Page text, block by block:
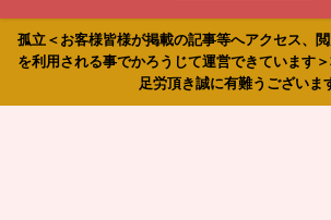
孤立＜お客様皆様が掲載の記事等へアクセス、
を利用される事でかろうじて運営できています
足労頂き誠に有難うございま